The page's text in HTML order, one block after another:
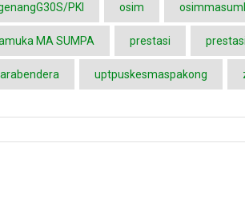
PKI osim
MA SUMPA prestasi
uptpuskesmaspakong